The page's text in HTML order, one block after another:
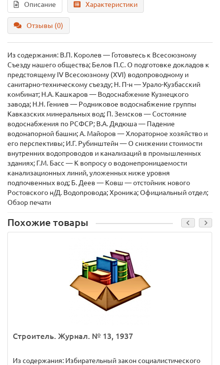
Описание Характеристики
Отзывы (0)
Из содержания: В.П. Королев — Готовьтесь к Всесоюзному
Съезду нашего общества; Белов П.С. О подготовке докладов к
предстоящему IV Всесоюзному (XVI) водопроводному и
санитарно-техническому съезду; Н. П-н — Урало-Кузбасский
комбинат; Н.А. Кашкаров — Водоснабжение Кузнецкого
завода; Н.Н. Гениев — Родниковое водоснабжение группы
Кавказских минеральных вод; П. Земсков — Состояние
водоснабжения по РСФСР; В.А. Дядюша — Падение
водонапорной башни; А. Майоров — Хлораторное хозяйство и
его перспективы; И.Г. Рубинштейн — О снижении стоимости
внутренних водопроводов и канализаций в промышленных
зданиях; Г.М. Басс — К вопросу о водонепроницаемости
канализационных линий, уложенных ниже уровня
подпочвенных вод; Б. Деев — Ковш — отстойник нового
Ростовского н/Д. Водопровода; Хроника; Официальный отдел;
Обзор печати
Похожие товары
Строитель. Журнал. № 13, 1937
Из содержания: Избирательный закон социалистического